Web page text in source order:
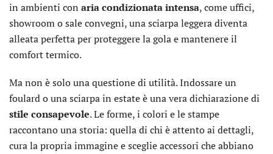
in ambienti con aria condizionata intensa, come uffici,
showroom o sale convegni, una sciarpa leggera diventa
alleata perfetta per proteggere la gola e mantenere il
comfort termico.
Ma non è solo una questione di utilità. Indossare un
foulard o una sciarpa in estate è una vera dichiarazione di
stile consapevole. Le forme, i colori e le stampe
raccontano una storia: quella di chi è attento ai dettagli,
cura la propria immagine e sceglie accessori che abbiano